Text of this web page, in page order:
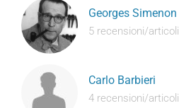
Georges Simenon
5 recensioni/articoli
Carlo Barbieri
4 recensioni/articoli